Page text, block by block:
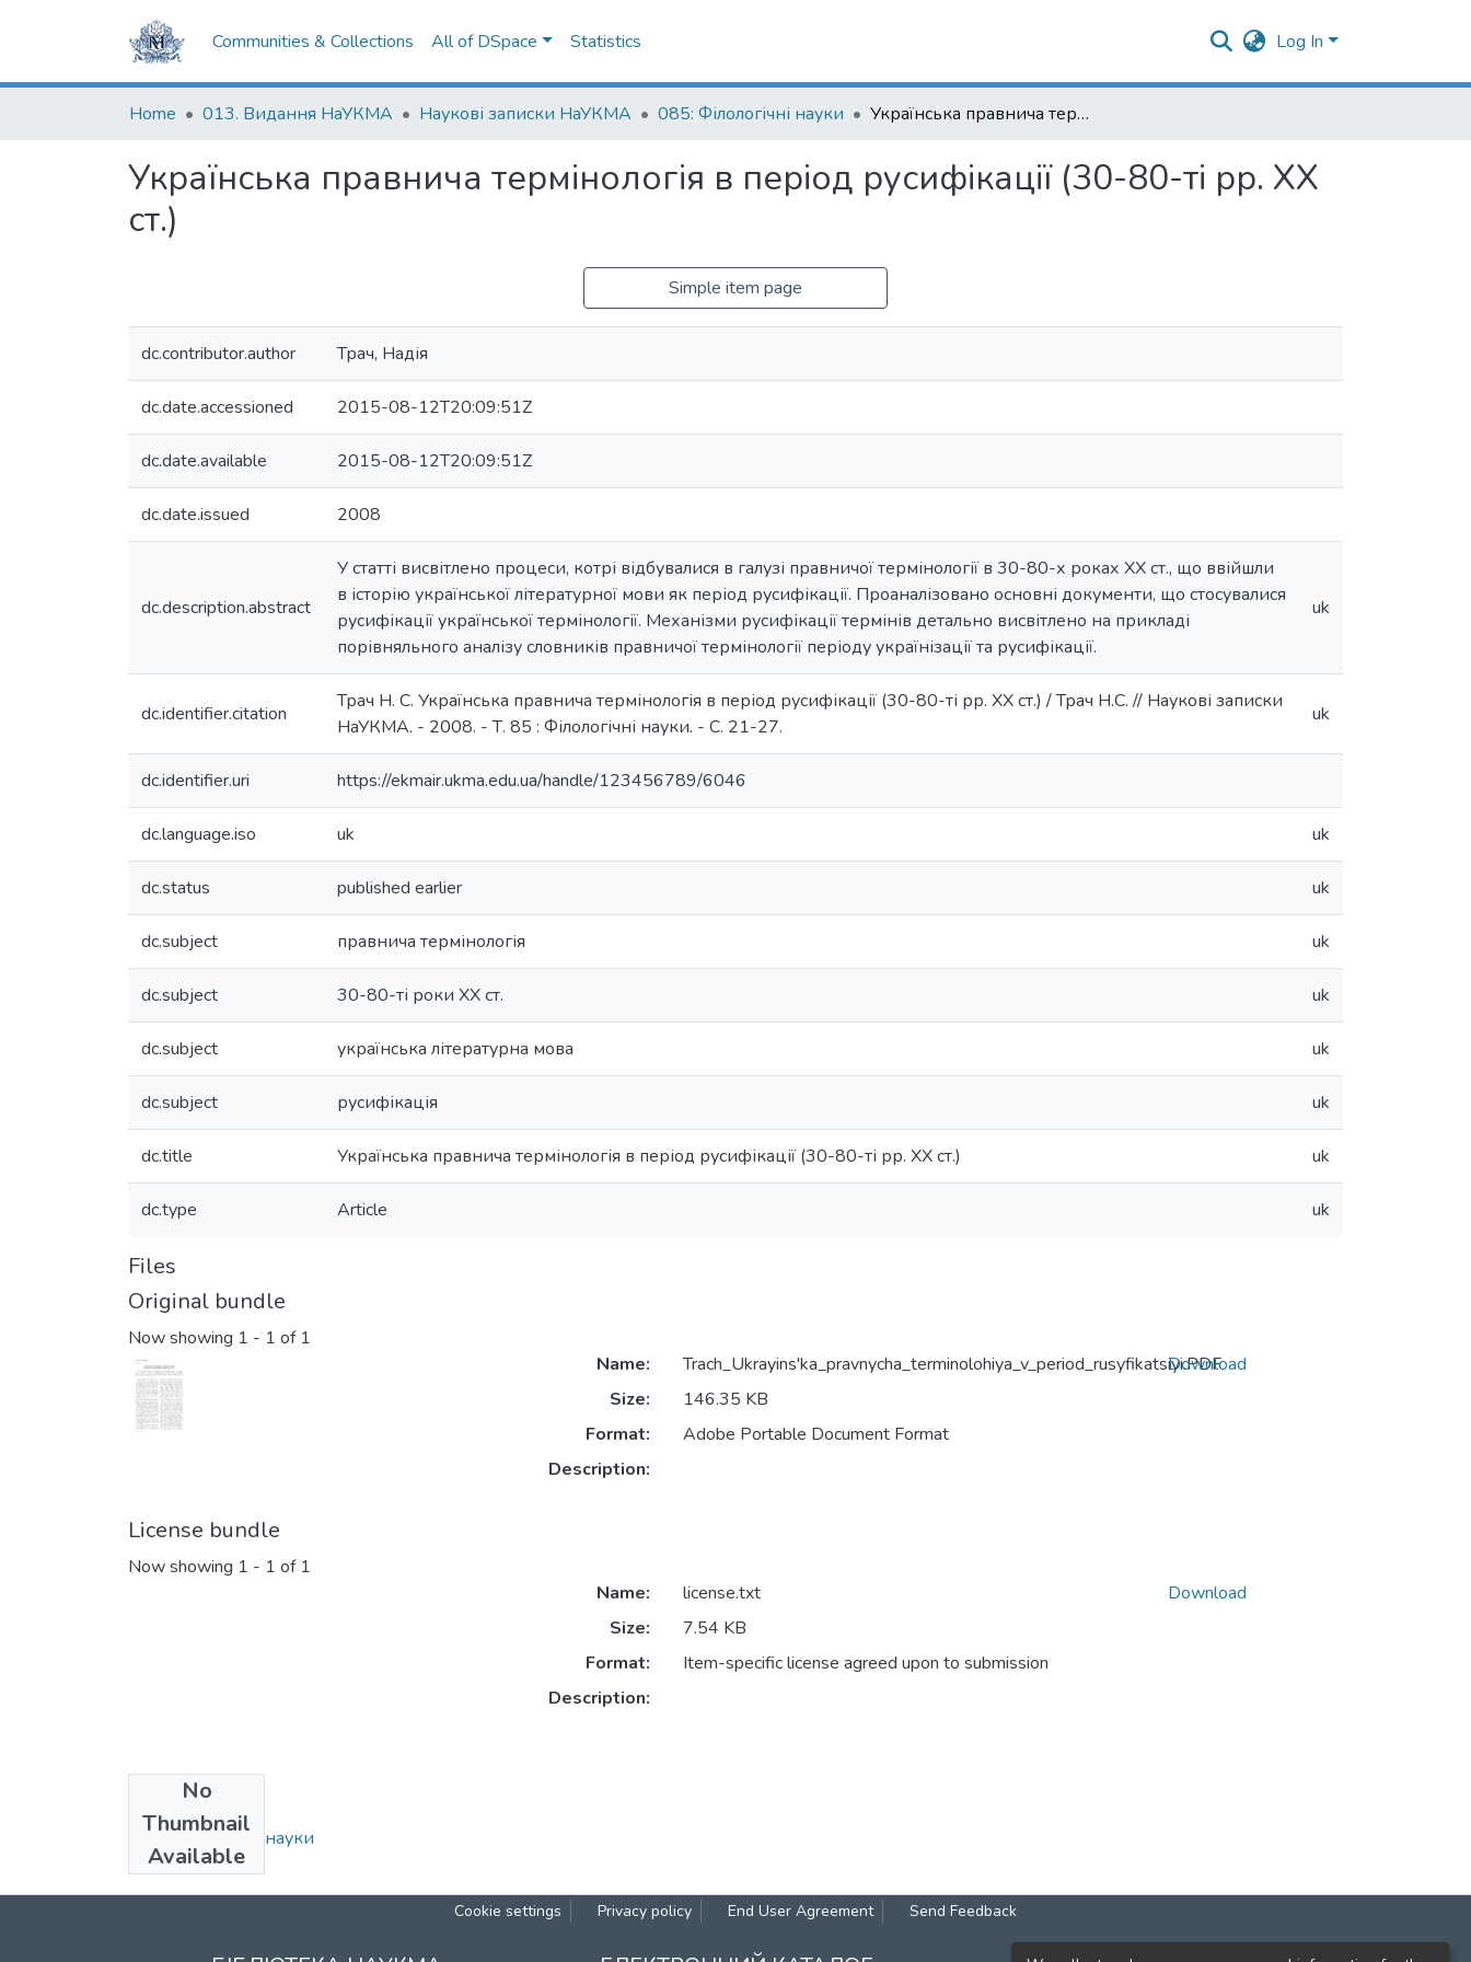
Communities & Collections All of DSpace Statistics Log In
Home 013. Видання НаУКМА Наукові записки НаУКМА 085: Філологічні науки Українська правнича термінологія в період русифікації (30-80-ті рр. ХХ ст.)
Українська правнича термінологія в період русифікації (30-80-ті рр. ХХ
ст.)
Simple item page
dc.contributor.author Трач, Надія
dc.date.accessioned 2015-08-12T20:09:51Z
dc.date.available 2015-08-12T20:09:51Z
dc.date.issued 2008
dc.description.abstract
У статті висвітлено процеси, котрі відбувалися в галузі правничої термінології в 30-80-х роках ХХ ст., що ввійшли
в історію української літературної мови як період русифікації. Проаналізовано основні документи, що стосувалися
русифікації української термінології. Механізми русифікації термінів детально висвітлено на прикладі
порівняльного аналізу словників правничої термінології періоду українізації та русифікації.
uk
dc.identifier.citation
Трач Н. С. Українська правнича термінологія в період русифікації (30-80-ті рр. XX ст.) / Трач Н.С. // Наукові записки
НаУКМА. - 2008. - Т. 85 : Філологічні науки. - С. 21-27.
uk
dc.identifier.uri https://ekmair.ukma.edu.ua/handle/123456789/6046
dc.language.iso uk uk
dc.status published earlier uk
dc.subject правнича термінологія uk
dc.subject 30-80-ті роки ХХ ст. uk
dc.subject українська літературна мова uk
dc.subject русифікація uk
dc.title Українська правнича термінологія в період русифікації (30-80-ті рр. ХХ ст.) uk
dc.type Article uk
Files
Original bundle
Now showing 1 - 1 of 1
Name:
Trach_Ukrayins'ka_pravnycha_terminolohiya_v_period_rusyfikatsiyi.PDF
Size:
146.35 KB
Format:
Adobe Portable Document Format
Description:
Download
License bundle
Now showing 1 - 1 of 1
No
Thumbnail
Available
Name:
license.txt
Size:
7.54 KB
Format:
Item-specific license agreed upon to submission
Description:
Download
Collections
085: Філологічні науки
Cookie settings Privacy policy End User Agreement Send Feedback